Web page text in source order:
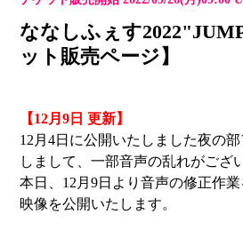
ななしふぇす
ット販売ページ】
【12月9日 更新】
12月4日に公開いたしました夜の
しまして、一部音声の乱れがござ
本日、12月9日より音声の修正作
映像を公開いたします。